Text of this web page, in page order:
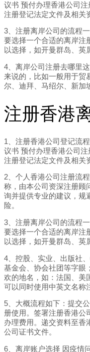
议书 预付办理香港公司
注册登记法定文件及相关
3、注册离岸公司的流程
要选择一个合适的离岸注
以选择，如开曼群岛、英
4、离岸公司注册去哪里
来说的，比如一般用于贸
尔、迪拜、马绍尔、新加
注册香港
1、注册香港公司登记流
议书 预付办理香港公司
注册登记法定文件及相关
2、个人香港公司注册流
称，由本公司资深注册顾
询并提供专业的建议，规
险。
3、注册离岸公司的流程
要选择一个合适的离岸注
以选择，如开曼群岛、英
4、控股、实业、出版社
基金会、协会社团等字眼
欢的地名，如：法国、
可以同时使用中英文名称
5、大概流程如下：提交
册使用。签署注册香港公
办理费用。递交资料至香
公司证书文件。
6、离岸账户选择 因疫情